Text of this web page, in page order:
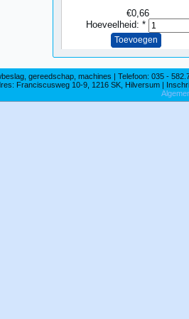
€0,66
Hoeveelheid: *
gereedschap, machines | Telefoon: 035 -
Franciscusweg 10-9, 1216 SK, Hilversum |